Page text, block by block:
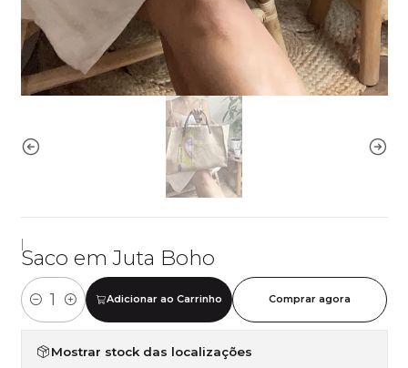
|
Saco em Juta Boho
Quantidade
Adicionar ao Carrinho Comprar agora
Mostrar stock das localizações